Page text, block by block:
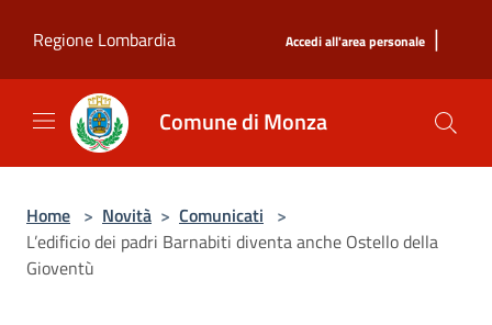
Regione Lombardia
Accedi all'area personale |
Comune di Monza
Home > Novità > Comunicati >
L’edificio dei padri Barnabiti diventa anche Ostello della
Gioventù